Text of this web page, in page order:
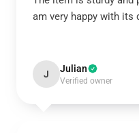
am very happy with its
J Julian
Verified owner